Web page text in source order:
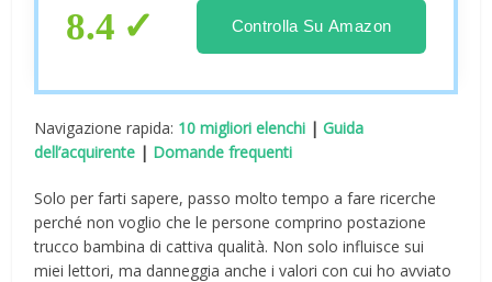
Giochi e Regali per Bambini
8.4 Controlla Su Amazon
Navigazione rapida: 10 migliori elenchi |Guida
dell’acquirente | Domande frequenti
Solo per farti sapere, passo molto tempo a fare ricerche
perché non voglio che le persone comprino postazione
trucco bambina di cattiva qualità. Non solo influisce sui
miei lettori, ma danneggia anche i valori con cui ho avviato